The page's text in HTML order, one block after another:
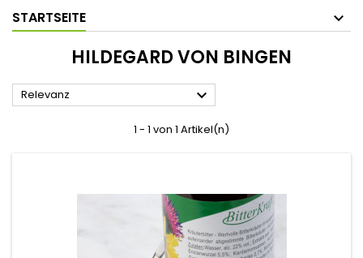
STARTSEITE
HILDEGARD VON BINGEN
Relevanz 
1 - 1 von 1 Artikel(n)